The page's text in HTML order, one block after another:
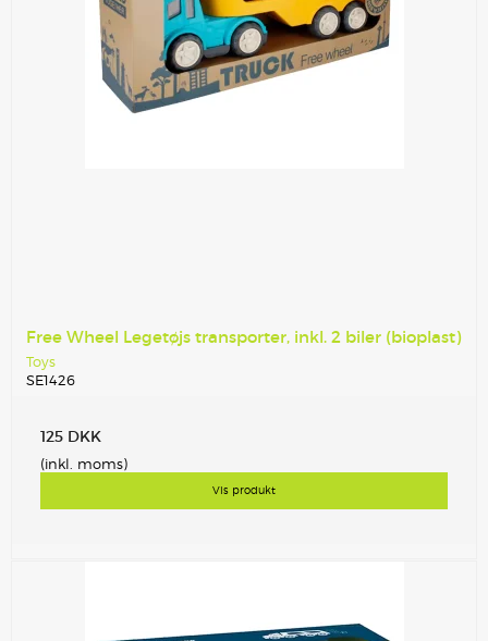
Free Wheel Legetøjs transporter, inkl. 2 biler (bioplast)
Toys
SE1426
125 DKK
(inkl. moms)
Vis produkt